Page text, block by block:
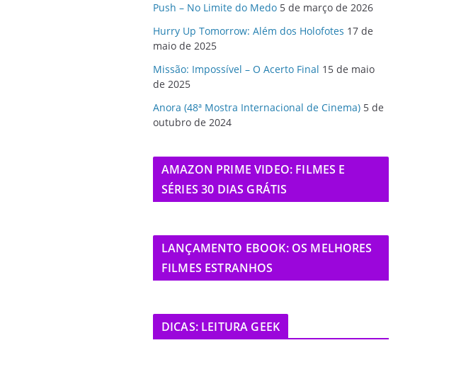
Push – No Limite do Medo 5 de março de 2026
Hurry Up Tomorrow: Além dos Holofotes 17 de
maio de 2025
Missão: Impossível – O Acerto Final 15 de maio
de 2025
Anora (48ª Mostra Internacional de Cinema) 5 de
outubro de 2024
AMAZON PRIME VIDEO: FILMES E
SÉRIES 30 DIAS GRÁTIS
LANÇAMENTO EBOOK: OS MELHORES
FILMES ESTRANHOS
DICAS: LEITURA GEEK